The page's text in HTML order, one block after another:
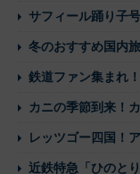
サフィール踊り子
冬のおすすめ国内
鉄道ファン集まれ
カニの季節到来！
レッツゴー四国！
近鉄特急「ひのとり